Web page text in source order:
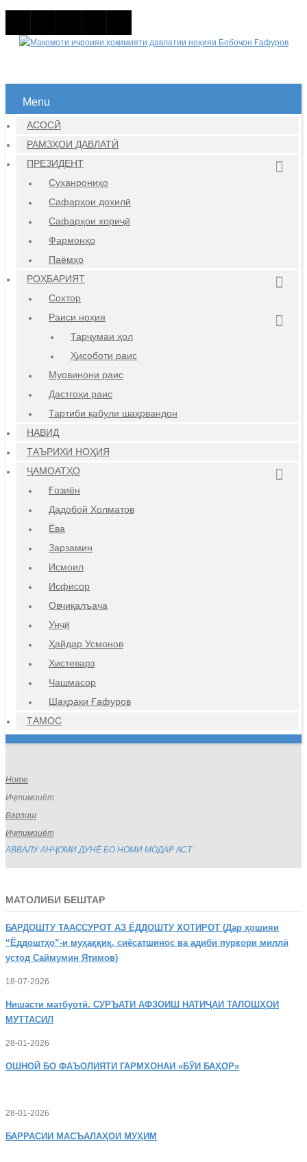
Menu
АСОСӢ
РАМЗҲОИ ДАВЛАТӢ
ПРЕЗИДЕНТ
Суханрониҳо
Сафарҳои дохилӣ
Сафарҳои хориҷӣ
Фармонҳо
Паёмҳо
РОҲБАРИЯТ
Сохтор
Раиси ноҳия
Тарҷумаи ҳол
Ҳисоботи раис
Муовинони раис
Дастгоҳи раис
Тартиби қабули шаҳрвандон
НАВИД
ТАЪРИХИ НОҲИЯ
ҶАМОАТҲО
Ғозиён
Дадобой Холматов
Ёва
Зарзамин
Исмоил
Исфисор
Овчиқалъача
Унҷӣ
Ҳайдар Усмонов
Хистеварз
Чашмасор
Шаҳраки Ғафуров
ТАМОС
Home
Иҷтимоиёт
Варзиш
Иҷтимоиёт
АВВАЛУ АНҶОМИ ДУНЁ БО НОМИ МОДАР АСТ
МАТОЛИБИ БЕШТАР
БАРДОШТУ ТААССУРОТ АЗ ЁДДОШТУ ХОТИРОТ (Дар ҳошияи
“Ёддоштҳо”-и муҳаққиқ, сиёсатшинос ва адиби пуркори миллӣ
устод Саймумин Ятимов)
18-07-2026
Нишасти матбуотӣ. СУРЪАТИ АФЗОИШ НАТИҶАИ ТАЛОШҲОИ
МУТТАСИЛ
28-01-2026
ОШНОӢ БО ФАЪОЛИЯТИ ГАРМХОНАИ «БӮИ БАҲОР»
28-01-2026
БАРРАСИИ МАСЪАЛАҲОИ МУҲИМ